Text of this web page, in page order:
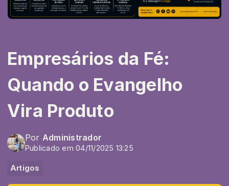
Empresários da Fé:
Quando o Evangelho
Vira Produto
Por Administrador
Publicado em 04/11/2025 13:25
Artigos